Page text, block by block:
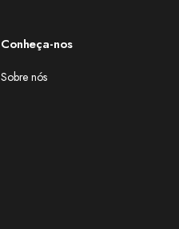
Conheça-nos
Sobre nós